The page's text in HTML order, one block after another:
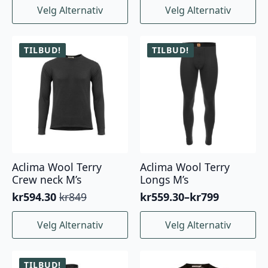
Velg Alternativ
produktet
flere
varianter.
Alternativene
velges
produktsiden
Velg Alternativ
produktet
flere
varianter.
Alternativene
produktsiden
TILBUD!
Aclima Wool Terry
Crew neck M’s
kr849
Opprinnelig
pris
kr849.
kr594.30
Nåværende
pris
kr594.30.
Velg Alternativ
Dette
produktet
flere
TILBUD!
Aclima Wool Terry
Longs M’s
kr559.30–kr799
Prisområde:
kr559.30
kr799
Velg Alternativ
Dette
produktet
TILBUD!